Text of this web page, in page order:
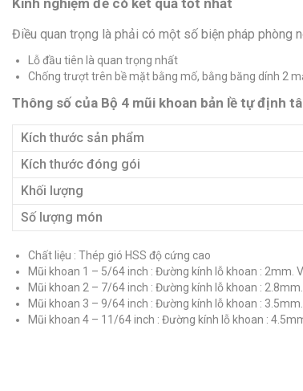
Kinh nghiệm để có kết quả tốt nhất
Điều quan trọng là phải có một số biện pháp phòng
Lỗ đầu tiên là quan trọng nhất
Chống trượt trên bề mặt bằng mố, bằng băng dính 2
Thông số của Bộ 4 mũi khoan bản lề tự định
Kích thước sản phẩm
Kích thước đóng gói
Khối lượng
Số lượng món
Chất liệu : Thép gió HSS độ cứng cao
Mũi khoan 1 – 5/64 inch : Đường kính lỗ khoan : 2mm.
Mũi khoan 2 – 7/64 inch : Đường kính lỗ khoan :
Mũi khoan 3 – 9/64 inch : Đường kính lỗ khoan :
Mũi khoan 4 – 11/64 inch : Đường kính lỗ khoan :